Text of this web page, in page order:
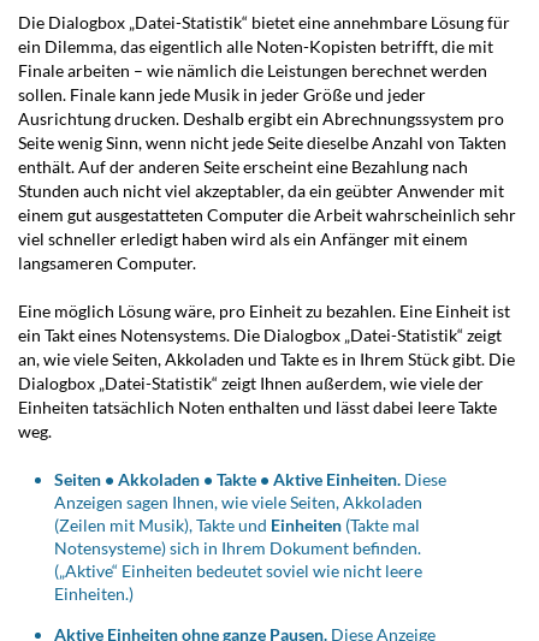
Die Dialogbox „Datei-Statistik“ bietet eine annehmbare Lösung für
ein Dilemma, das eigentlich alle Noten-Kopisten betrifft, die mit
Finale arbeiten – wie nämlich die Leistungen berechnet werden
sollen. Finale kann jede Musik in jeder Größe und jeder
Ausrichtung drucken. Deshalb ergibt ein Abrechnungssystem pro
Seite wenig Sinn, wenn nicht jede Seite dieselbe Anzahl von Takten
enthält. Auf der anderen Seite erscheint eine Bezahlung nach
Stunden auch nicht viel akzeptabler, da ein geübter Anwender mit
einem gut ausgestatteten Computer die Arbeit wahrscheinlich sehr
viel schneller erledigt haben wird als ein Anfänger mit einem
langsameren Computer.
Eine möglich Lösung wäre, pro Einheit zu bezahlen. Eine Einheit ist
ein Takt eines Notensystems. Die Dialogbox „Datei-Statistik“ zeigt
an, wie viele Seiten, Akkoladen und Takte es in Ihrem Stück gibt. Die
Dialogbox „Datei-Statistik“ zeigt Ihnen außerdem, wie viele der
Einheiten tatsächlich Noten enthalten und lässt dabei leere Takte
weg.
Seiten • Akkoladen • Takte • Aktive Einheiten. Diese
Anzeigen sagen Ihnen, wie viele Seiten, Akkoladen
(Zeilen mit Musik), Takte und Einheiten (Takte mal
Notensysteme) sich in Ihrem Dokument befinden.
(„Aktive“ Einheiten bedeutet soviel wie nicht leere
Einheiten.)
Aktive Einheiten ohne ganze Pausen. Diese Anzeige